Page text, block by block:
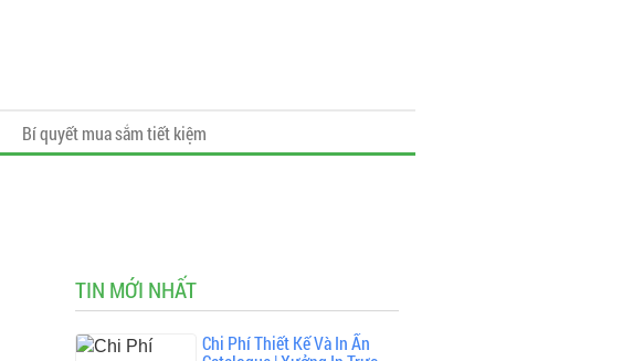
Bí quyết mua sắm tiết kiệm
TIN MỚI NHẤT
Chi Phí Thiết Kế Và In Ấn